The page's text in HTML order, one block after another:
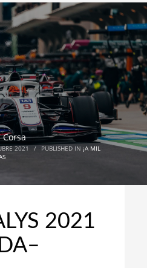
Corsa
2021 / PUBLISHED IN¡A MIL
2021